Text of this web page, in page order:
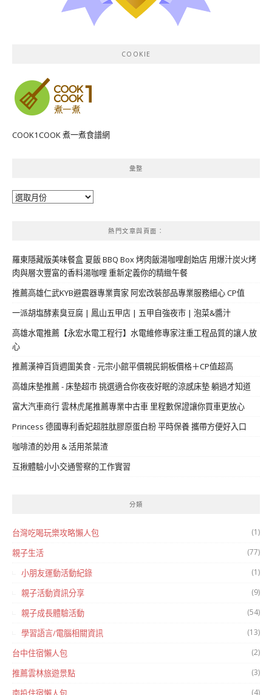
COOKIE
COOK1COOK 煮一煮食譜網
彙整
彙
熱門文章與頁面︰
羅東隱藏版美味餐盒 夏飯 BBQ Box 烤肉飯湯咖哩創始店 用爆汁炭火烤
肉與層次豐富的香料湯咖哩 重新定義你的精緻午餐
推薦高雄仁武KYB避震器專業賣家 阿宏改裝部品專業服務細心 CP值
一派胡塩酵素臭豆腐 | 鳳山五甲店 | 五甲自強夜市 | 泡菜&醬汁
高雄水電推薦【永宏水電工程行】水電維修專家注重工程品質的讓人放
心
推薦漢神百貨週圍美食 - 元宗小館平價親民銅板價格＋CP值超高
高雄床墊推薦 - 床墊超市 挑選適合你夜夜好眠的涼感床墊 躺過才知道
富大汽車商行 雲林虎尾推薦專業中古車 里程數保證讓你買車更放心
Princess 德國專利香妃超胜肽膠原蛋白粉 平時保養 攜帶方便好入口
咖啡渣的妙用 & 活用茶葉渣
互揪體驗小小交通警察的工作實習
分類
台灣吃喝玩樂攻略懶人包 (1)
親子生活 (77)
小朋友運動活動紀錄 (1)
親子活動資訊分享 (9)
親子成長體驗活動 (54)
學習語言/電腦相關資訊 (13)
台中住宿懶人包 (2)
推薦雲林旅遊景點 (3)
(4)